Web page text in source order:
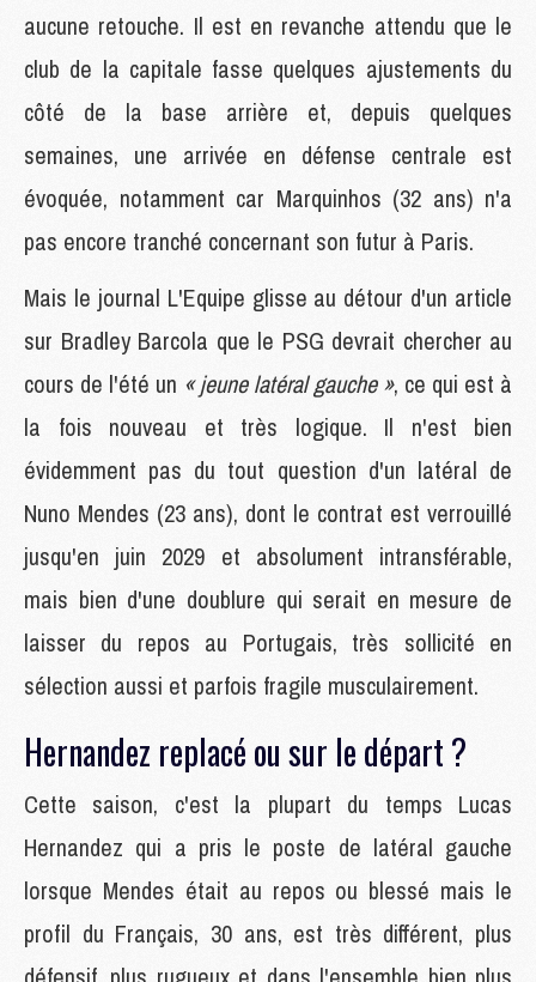
aucune retouche. Il est en revanche attendu que le
club de la capitale fasse quelques ajustements du
côté de la base arrière et, depuis quelques
semaines, une arrivée en défense centrale est
évoquée, notamment car Marquinhos (32 ans) n'a
pas encore tranché concernant son futur à Paris.
Mais le journal L'Equipe glisse au détour d'un article
sur Bradley Barcola que le PSG devrait chercher au
cours de l'été un « jeune latéral gauche », ce qui est à
la fois nouveau et très logique. Il n'est bien
évidemment pas du tout question d'un latéral de
Nuno Mendes (23 ans), dont le contrat est verrouillé
jusqu'en juin 2029 et absolument intransférable,
mais bien d'une doublure qui serait en mesure de
laisser du repos au Portugais, très sollicité en
sélection aussi et parfois fragile musculairement.
Hernandez replacé ou sur le départ ?
Cette saison, c'est la plupart du temps Lucas
Hernandez qui a pris le poste de latéral gauche
lorsque Mendes était au repos ou blessé mais le
profil du Français, 30 ans, est très différent, plus